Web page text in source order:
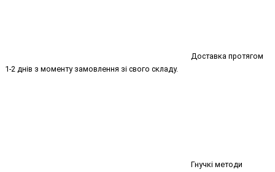
Доставка протягом
1-2 днів з моменту замовлення зі свого складу.
Гнучкі методи